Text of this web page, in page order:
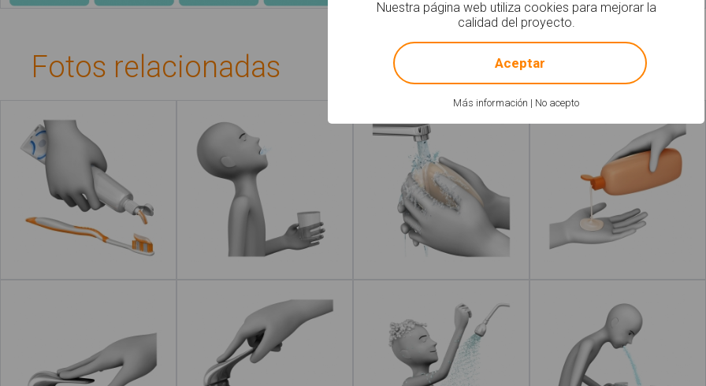
Fotos relacionadas
acerca de
Echar pasta de
dientes
Leer más
Hacer gárgaras
Leer más
Lavar las manos Echar jabón
Abrir el grifo
Contacto
Nuestra página web utiliza cookies para mejorar la
calidad del proyecto.
Más información | No acepto
! Not valid!
Aceptar